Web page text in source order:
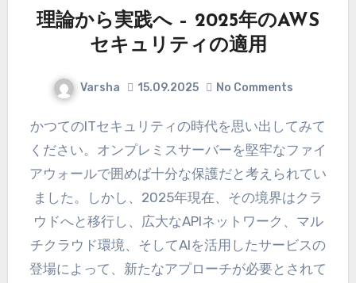
理論から実践へ – 2025年のAWS
セキュリティの適用
Varsha 15.09.2025 No Comments
かつてのITセキュリティの時代を思い出してみて
ください。オンプレミスサーバーを堅牢なファイ
アウォールで囲めば十分な保護だと考えられてい
ました。しかし、2025年現在、その境界はクラ
ウドへと移行し、広大なAPIネットワーク、マル
チクラウド環境、そしてAIを活用したサービスの
登場によって、新たなアプローチが必要とされて